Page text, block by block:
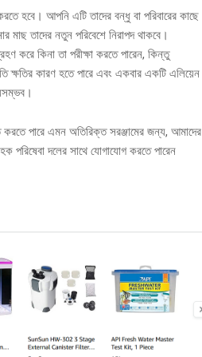
হবে। আপনি এটি তাদের বন্ধু বা পরিবারের কাছে
মাছ তাদের নতুন পরিবেশে নিরাপদ থাকবে।
করে কিনা তা পরীক্ষা করতে পারেন, কিন্তু
ক্ষতির কারণ হতে পারে এবং একবার একটি এলিয়েন
পারে এমন অতিরিক্ত সরঞ্জামের জন্য, আমাদের
পরিষেবা দলের সাথে যোগাযোগ করতে পারেন